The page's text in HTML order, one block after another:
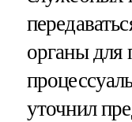
органы для
уточнил